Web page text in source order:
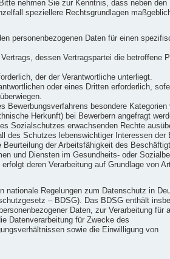
nehmen Sie zur Kenntnis, dass neben den
speziellere Rechtsgrundlagen
personenbezogenen Daten für einen
dessen Vertragspartei die betroffene
der der Verantwortliche unterliegt.
oder eines Dritten erforderlich,
Bewerbungsverfahrens besondere Kategorien
Herkunft) bei Bewerbern angefragt
Sozialschutzes erwachsenden Rechte
des Schutzes lebenswichtiger Interessen der
der Arbeitsfähigkeit des
und Diensten im Gesundheits- oder
deren Verarbeitung auf Grundlage von
nationale Regelungen zum Datenschutz in
– BDSG). Das BDSG enthält
Daten, zur Verarbeitung für
Datenverarbeitung für Zwecke des
sowie die Einwilligung von